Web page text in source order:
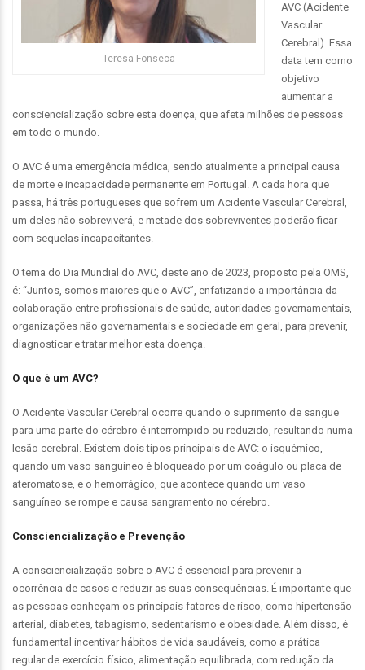
Teresa Fonseca
AVC (Acidente
Vascular
Cerebral). Essa
data tem como
objetivo
aumentar a
consciencialização sobre esta doença, que afeta milhões de pessoas
em todo o mundo.
O AVC é uma emergência médica, sendo atualmente a principal causa
de morte e incapacidade permanente em Portugal. A cada hora que
passa, há três portugueses que sofrem um Acidente Vascular Cerebral,
um deles não sobreviverá, e metade dos sobreviventes poderão ficar
com sequelas incapacitantes.
O tema do Dia Mundial do AVC, deste ano de 2023, proposto pela OMS,
é: “Juntos, somos maiores que o AVC”, enfatizando a importância da
colaboração entre profissionais de saúde, autoridades governamentais,
organizações não governamentais e sociedade em geral, para prevenir,
diagnosticar e tratar melhor esta doença.
O que é um AVC?
O Acidente Vascular Cerebral ocorre quando o suprimento de sangue
para uma parte do cérebro é interrompido ou reduzido, resultando numa
lesão cerebral. Existem dois tipos principais de AVC: o isquémico,
quando um vaso sanguíneo é bloqueado por um coágulo ou placa de
ateromatose, e o hemorrágico, que acontece quando um vaso
sanguíneo se rompe e causa sangramento no cérebro.
Consciencialização e Prevenção
A consciencialização sobre o AVC é essencial para prevenir a
ocorrência de casos e reduzir as suas consequências. É importante que
as pessoas conheçam os principais fatores de risco, como hipertensão
arterial, diabetes, tabagismo, sedentarismo e obesidade. Além disso, é
fundamental incentivar hábitos de vida saudáveis, como a prática
regular de exercício físico, alimentação equilibrada, com redução da